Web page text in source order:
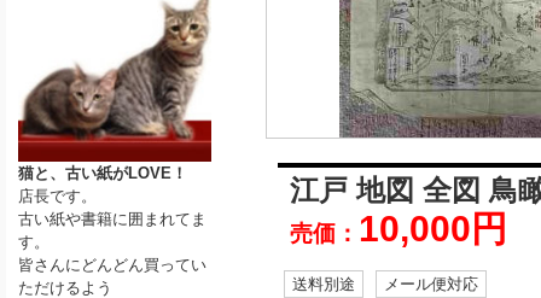
江戸 地図 全図 鳥
売価： 10,000円
送料別途
メール便対応
猫と、古い紙がLOVE！
店長です。
古い紙や書籍に囲まれてま
す。
皆さんにどんどん買ってい
ただけるよう